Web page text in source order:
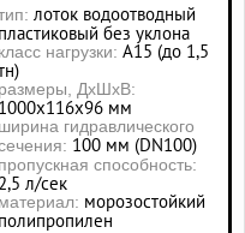
лоток водоотводный
пластиковый без уклона
класс нагрузки: А15 (до 1,5
размеры, ДхШхВ:
1000х116х96 мм
ширина гидравлического
100 мм (DN100)
пропускная способность:
2,5 л/сек
материал: морозостойкий
полипропилен